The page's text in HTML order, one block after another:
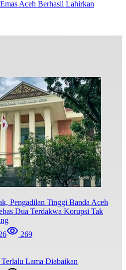
Aceh Berhasil Lahirkan
Pengadilan Tinggi Banda Aceh
Dua Terdakwa Korupsi Tak
269
Lama Diabaikan